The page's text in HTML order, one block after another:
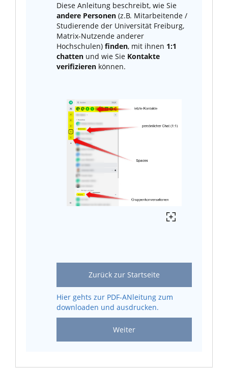
Diese Anleitung beschreibt, wie Sie
andere Personen (z.B. Mitarbeitende /
Studierende der Universität Freiburg,
Matrix-Nutzende anderer
Hochschulen) finden, mit ihnen 1:1
chatten und wie Sie Kontakte
verifizieren können.
Zurück zur Startseite
Hier gehts zur PDF-ANleitung zum
downloaden und ausdrucken.
Weiter